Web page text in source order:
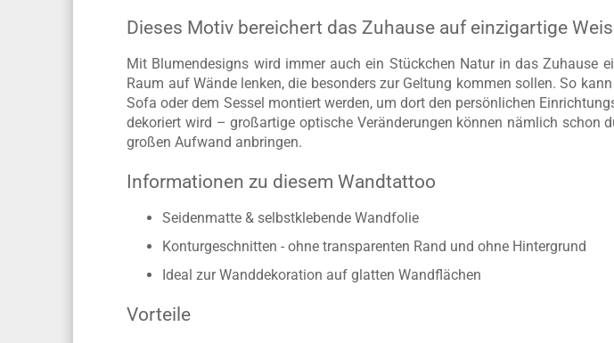
Dieses Motiv bereichert das Zuhause auf einzigartige
Mit Blumendesigns wird immer auch ein Stückchen Natur in das Zuhause
Raum auf Wände lenken, die besonders zur Geltung kommen sollen. So
Sofa oder dem Sessel montiert werden, um dort den persönlichen
dekoriert wird – großartige optische Veränderungen können nämlich schon
großen Aufwand anbringen.
Informationen zu diesem Wandtattoo
Seidenmatte & selbstklebende Wandfolie
Konturgeschnitten - ohne transparenten Rand und ohne Hintergrund
Ideal zur Wanddekoration auf glatten Wandflächen
Vorteile